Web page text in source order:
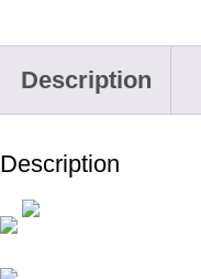
Description
Description